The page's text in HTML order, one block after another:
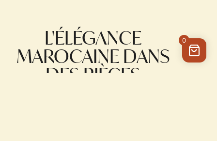
0
L'ÉLÉGANCE
MAROCAINE DANS
DES PIÈCES